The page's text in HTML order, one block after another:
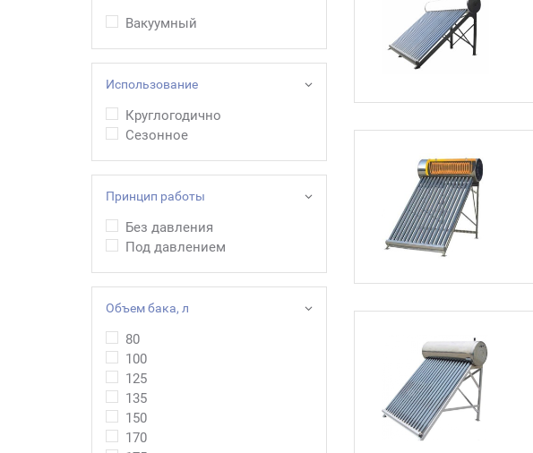
Вакуумный
Использование
Круглогодично
Сезонное
Принцип работы
Без давления
Под давлением
Объем бака, л
80
100
125
135
150
170